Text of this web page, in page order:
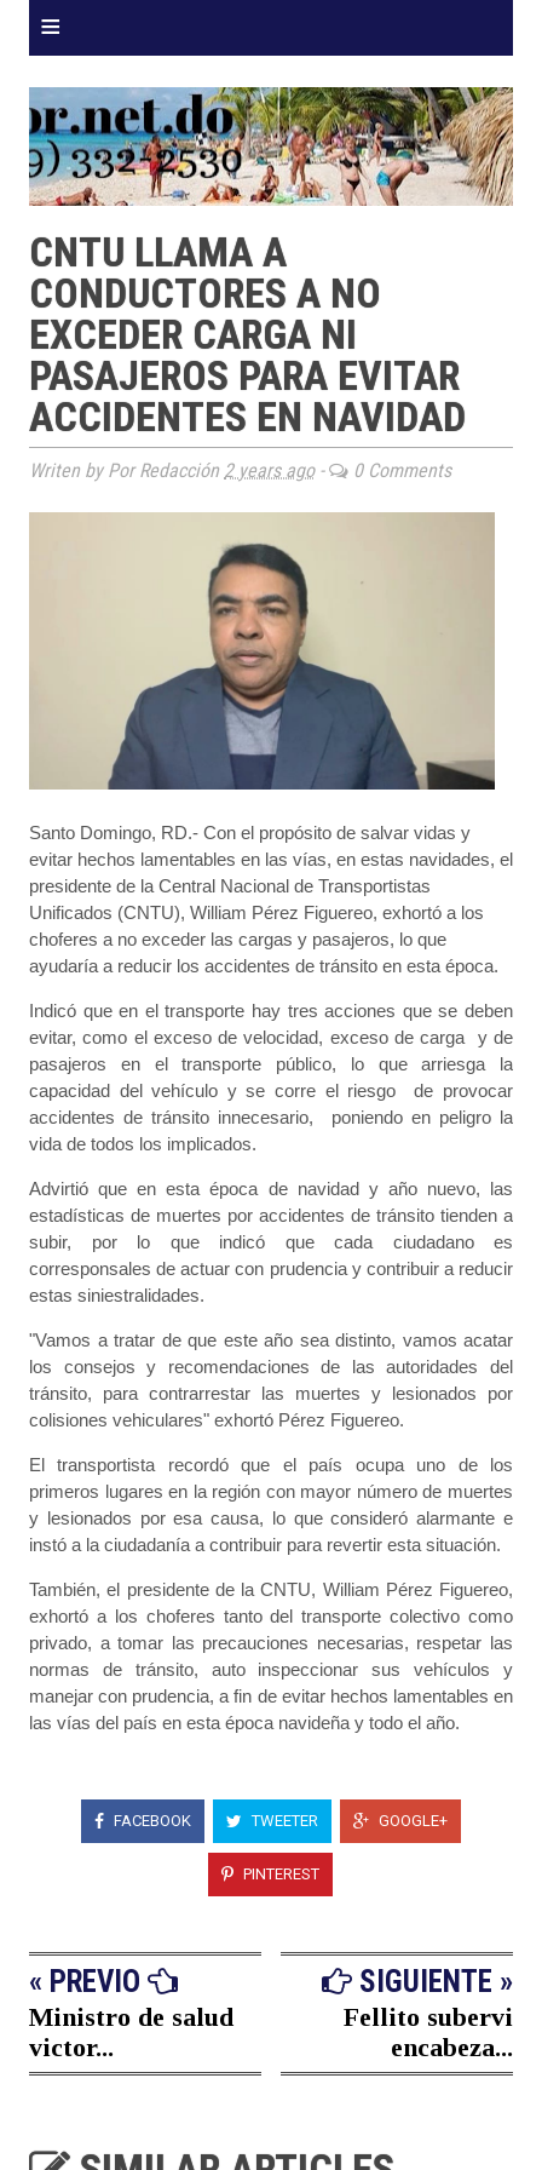
≡
CNTU LLAMA A
CONDUCTORES A NO
EXCEDER CARGA NI
PASAJEROS PARA EVITAR
ACCIDENTES EN NAVIDAD
Writen by Por Redacción 2 years ago- 0 Comments
Santo Domingo, RD.- Con el propósito de salvar vidas y
evitar hechos lamentables en las vías, en estas navidades, el
presidente de la Central Nacional de Transportistas
Unificados (CNTU), William Pérez Figuereo, exhortó a los
choferes a no exceder las cargas y pasajeros, lo que
ayudaría a reducir los accidentes de tránsito en esta época.
Indicó que en el transporte hay tres acciones que se deben
evitar, como el exceso de velocidad, exceso de carga y de
pasajeros en el transporte público, lo que arriesga la
capacidad del vehículo y se corre el riesgo de provocar
accidentes de tránsito innecesario, poniendo en peligro la
vida de todos los implicados.
Advirtió que en esta época de navidad y año nuevo, las
estadísticas de muertes por accidentes de tránsito tienden a
subir, por lo que indicó que cada ciudadano es
corresponsales de actuar con prudencia y contribuir a reducir
estas siniestralidades.
"Vamos a tratar de que este año sea distinto, vamos acatar
los consejos y recomendaciones de las autoridades del
tránsito, para contrarrestar las muertes y lesionados por
colisiones vehiculares" exhortó Pérez Figuereo.
El transportista recordó que el país ocupa uno de los
primeros lugares en la región con mayor número de muertes
y lesionados por esa causa, lo que consideró alarmante e
instó a la ciudadanía a contribuir para revertir esta situación.
También, el presidente de la CNTU, William Pérez Figuereo,
exhortó a los choferes tanto del transporte colectivo como
privado, a tomar las precauciones necesarias, respetar las
normas de tránsito, auto inspeccionar sus vehículos y
manejar con prudencia, a fin de evitar hechos lamentables en
las vías del país en esta época navideña y todo el año.
FACEBOOK TWEETER GOOGLE+
PINTEREST
« PREVIO
Ministro de salud
victor...
SIGUIENTE »
Fellito subervi
encabeza...